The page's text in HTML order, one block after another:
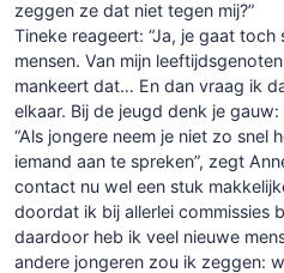
zeggen ze dat niet tegen mij?”
Tineke reageert: “Ja, je gaat toch
mensen. Van mijn
mankeert dat… En dan vraag ik
elkaar. Bij de jeugd denk je
“Als jongere neem je niet zo snel
iemand aan te spreken”, zegt
contact nu wel een stuk
doordat ik bij allerlei commissies
daardoor heb ik veel nieuwe
andere jongeren zou ik zeggen: